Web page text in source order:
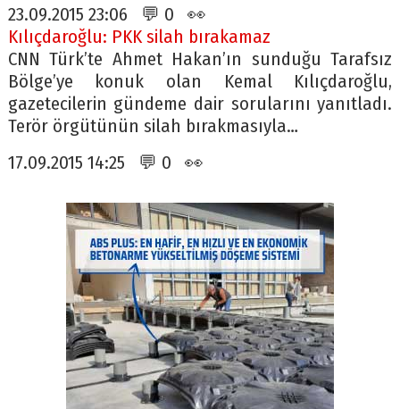
23.09.2015 23:06 💬 0 👀
Kılıçdaroğlu: PKK silah bırakamaz
CNN Türk’te Ahmet Hakan’ın sunduğu Tarafsız
Bölge’ye konuk olan Kemal Kılıçdaroğlu,
gazetecilerin gündeme dair sorularını yanıtladı.
Terör örgütünün silah bırakmasıyla…
17.09.2015 14:25 💬 0 👀